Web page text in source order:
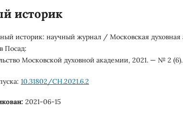
историк
историк: научный журнал / Московская духовная
Посад:
Московской духовной академии, 2021. — № 2
10.31802/CH.2021.6.2
2021-06-15